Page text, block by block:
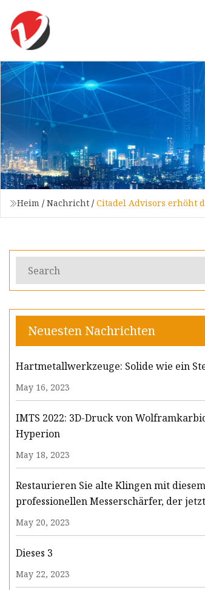
Heim / Nachricht / Citadel Advisors erhöht
Neuesten Nachrichten
Hartmetallwerkzeuge: Solide wie ein
May 16, 2023
IMTS 2022: 3D-Druck von
Hyperion
May 18, 2023
Restaurieren Sie alte Klingen mit diesem
professionellen Messerschärfer, der
unter 70 US-Dollar erhältlich ist
May 20, 2023
Dieses 3
May 22, 2023